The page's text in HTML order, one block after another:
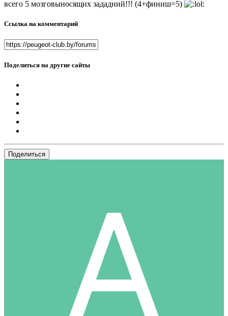
всего 5 мозговыносящих зададний!!! (4+финиш=5)
Ссылка на комментарий
Поделиться на другие сайты
Поделиться